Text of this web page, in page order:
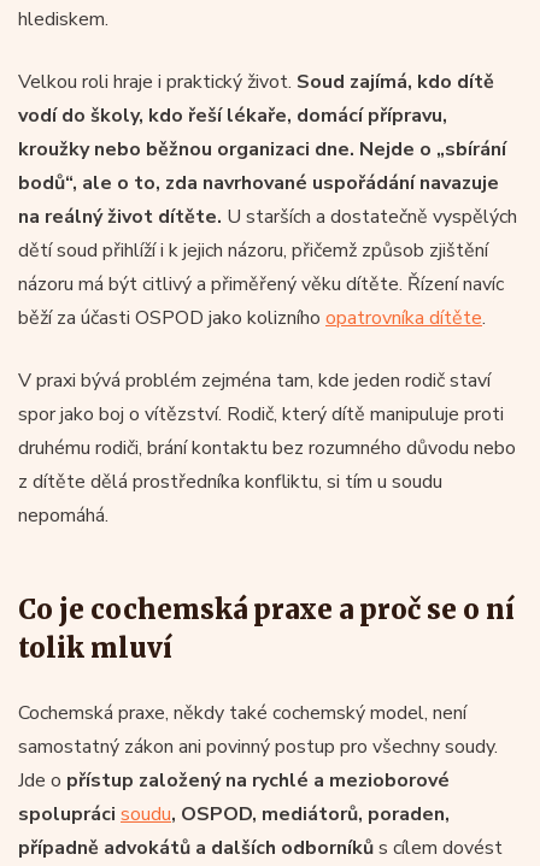
hlediskem.
Velkou roli hraje i praktický život. Soud zajímá, kdo dítě
vodí do školy, kdo řeší lékaře, domácí přípravu,
kroužky nebo běžnou organizaci dne. Nejde o „sbírání
bodů“, ale o to, zda navrhované uspořádání navazuje
na reálný život dítěte. U starších a dostatečně vyspělých
dětí soud přihlíží i k jejich názoru, přičemž způsob zjištění
názoru má být citlivý a přiměřený věku dítěte. Řízení navíc
běží za účasti OSPOD jako kolizního opatrovníka dítěte.
V praxi bývá problém zejména tam, kde jeden rodič staví
spor jako boj o vítězství. Rodič, který dítě manipuluje proti
druhému rodiči, brání kontaktu bez rozumného důvodu nebo
z dítěte dělá prostředníka konfliktu, si tím u soudu
nepomáhá.
Co je cochemská praxe a proč se o ní
tolik mluví
Cochemská praxe, někdy také cochemský model, není
samostatný zákon ani povinný postup pro všechny soudy.
Jde o přístup založený na rychlé a mezioborové
spolupráci soudu, OSPOD, mediátorů, poraden,
případně advokátů a dalších odborníkůs cílem dovést